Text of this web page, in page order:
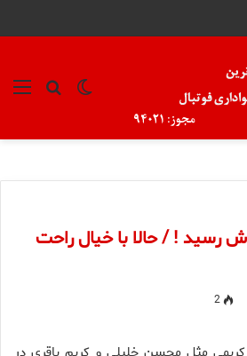
تغییر پوسته
رسید ! / حالا با خیال راحت
2